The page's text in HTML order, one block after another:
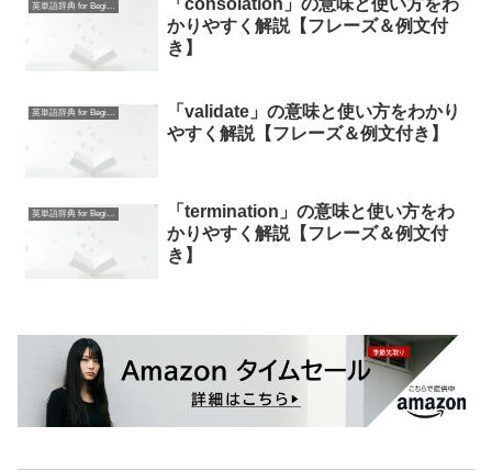
英単語辞典 for Beginners
かりやすく解説【フレーズ＆例文付
き】
英単語辞典 for Beginners
「validate」の意味と使い方をわかり
やすく解説【フレーズ＆例文付き】
英単語辞典 for Beginners
「termination」の意味と使い方をわ
かりやすく解説【フレーズ＆例文付
き】